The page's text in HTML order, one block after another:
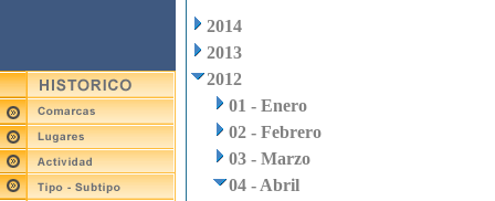
2014
2013
2012
01 - Enero
02 - Febrero
03 - Marzo
04 - Abril